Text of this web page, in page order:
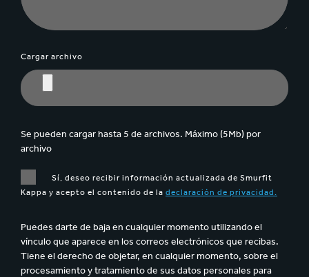
Cargar archivo
Se pueden cargar hasta 5 de archivos. Máximo (5Mb) por
archivo
Sí, deseo recibir información actualizada de Smurfit
Kappa y acepto el contenido de la declaración de privacidad.
Puedes darte de baja en cualquier momento utilizando el
vínculo que aparece en los correos electrónicos que recibas.
Tiene el derecho de objetar, en cualquier momento, sobre el
procesamiento y tratamiento de sus datos personales para